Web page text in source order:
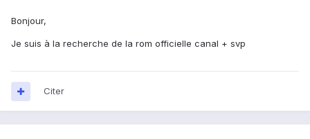
Bonjour,
Je suis à la recherche de la rom officielle canal + svp
Citer